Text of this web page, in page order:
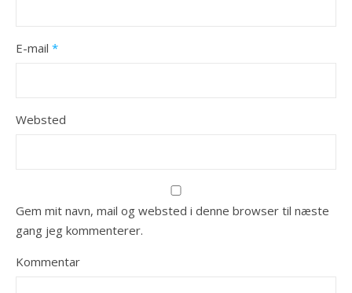
E-mail *
Websted
Gem mit navn, mail og websted i denne browser til næste
gang jeg kommenterer.
Kommentar